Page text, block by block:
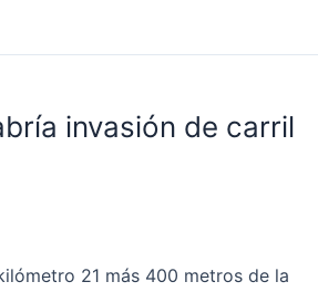
invasión de carril
21 más 400 metros de la